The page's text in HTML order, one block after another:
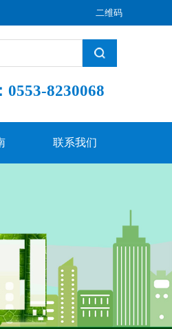
二维码
0553-8230068
联系我们